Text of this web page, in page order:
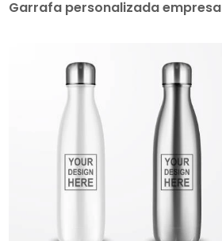
Garrafa personalizada empresa